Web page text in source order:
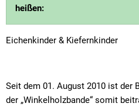
heißen:
Eichenkinder & Kiefernkinder
Seit dem 01. August 2010 ist der
der „Winkelholzbande“ somit